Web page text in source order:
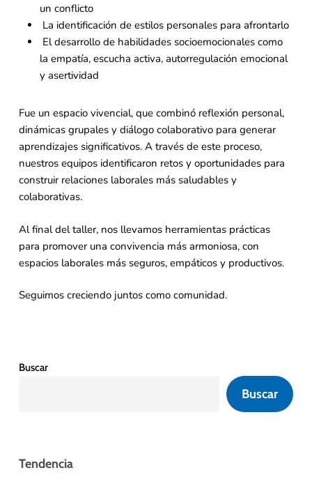
un conflicto
La identificación de estilos personales para afrontarlo
El desarrollo de habilidades socioemocionales como
la empatía, escucha activa, autorregulación emocional
y asertividad
Fue un espacio vivencial, que combinó reflexión personal,
dinámicas grupales y diálogo colaborativo para generar
aprendizajes significativos. A través de este proceso,
nuestros equipos identificaron retos y oportunidades para
construir relaciones laborales más saludables y
colaborativas.
Al final del taller, nos llevamos herramientas prácticas
para promover una convivencia más armoniosa, con
espacios laborales más seguros, empáticos y productivos.
Seguimos creciendo juntos como comunidad.
Buscar
Buscar
Tendencia